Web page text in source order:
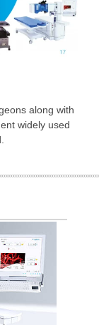
along with
widely used